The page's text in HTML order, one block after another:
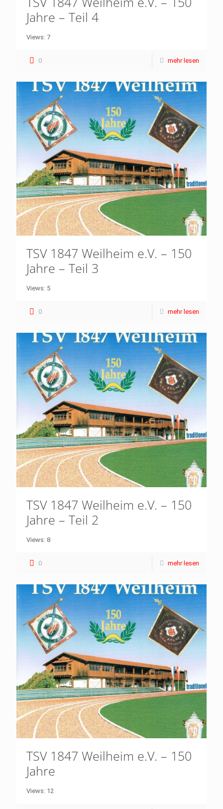
Jahre – Teil 4
Views: 7
0 mehr lesen
TSV 1847 Weilheim e.V. – 150
Jahre – Teil 3
Views: 5
0 mehr lesen
TSV 1847 Weilheim e.V. – 150
Jahre – Teil 2
Views: 8
0 mehr lesen
TSV 1847 Weilheim e.V. – 150
Jahre
Views: 12